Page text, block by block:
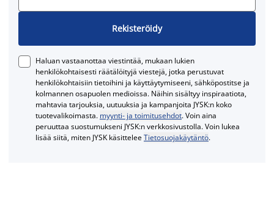
Rekisteröidy
Haluan vastaanottaa viestintää, mukaan lukien
henkilökohtaisesti räätälöityjä viestejä, jotka perustuvat
henkilökohtaisiin tietoihini ja käyttäytymiseeni, sähköpostitse ja
kolmannen osapuolen medioissa. Näihin sisältyy inspiraatiota,
mahtavia tarjouksia, uutuuksia ja kampanjoita JYSK:n koko
tuotevalikoimasta. myynti- ja toimitusehdot. Voin aina
peruuttaa suostumukseni JYSK:n verkkosivustolla. Voin lukea
lisää siitä, miten JYSK käsitteleeTietosuojakäytäntö.